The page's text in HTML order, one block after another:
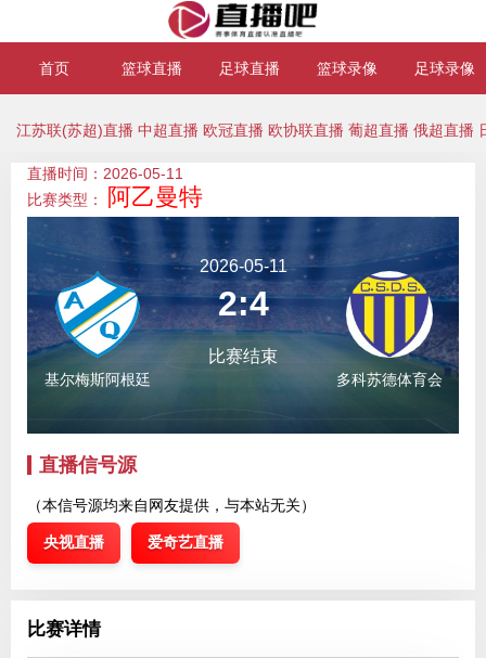
首页 篮球直播 足球直播 篮球录像 足球录像
江苏联(苏超)直播 中超直播 欧冠直播 欧协联直播 葡超直播 俄超直播
直播时间：2026-05-11
比赛类型：
阿乙曼特
基尔梅斯阿根廷
2026-05-11
2:4
比赛结束
多科苏德体育会
直播信号源
（本信号源均来自网友提供，与本站无关）
央视直播 爱奇艺直播
比赛详情